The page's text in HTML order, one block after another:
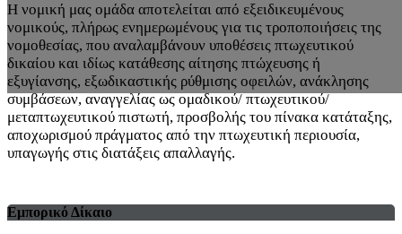
Η νομική μας ομάδα αποτελείται από εξειδικευμένους
νομικούς, πλήρως ενημερωμένους για τις τροποποιήσεις της
νομοθεσίας, που αναλαμβάνουν υποθέσεις πτωχευτικού
δικαίου και ιδίως κατάθεσης αίτησης πτώχευσης ή
εξυγίανσης, εξωδικαστικής ρύθμισης οφειλών, ανάκλησης
συμβάσεων, αναγγελίας ως ομαδικού/ πτωχευτικού/
μεταπτωχευτικού πιστωτή, προσβολής του πίνακα κατάταξης,
αποχωρισμού πράγματος από την πτωχευτική περιουσία,
υπαγωγής στις διατάξεις απαλλαγής.
Εμπορικό Δίκαιο